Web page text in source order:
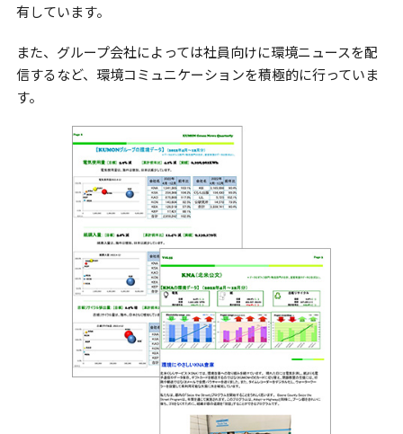
有しています。
また、グループ会社によっては社員向けに環境ニュースを配
信するなど、環境コミュニケーションを積極的に行っていま
す。